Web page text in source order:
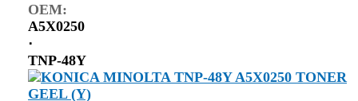
OEM:
A5X0250
⋅
TNP-48Y